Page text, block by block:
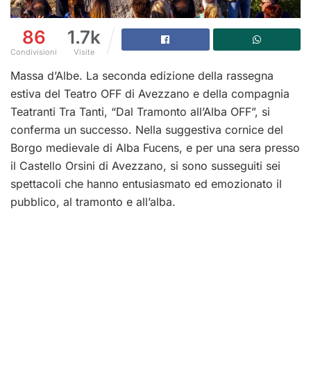
86
Condivisioni
1.7k
Visite
Massa d’Albe. La seconda edizione della rassegna
estiva del Teatro OFF di Avezzano e della compagnia
Teatranti Tra Tanti, “Dal Tramonto all’Alba OFF”, si
conferma un successo. Nella suggestiva cornice del
Borgo medievale di Alba Fucens, e per una sera presso
il Castello Orsini di Avezzano, si sono susseguiti sei
spettacoli che hanno entusiasmato ed emozionato il
pubblico, al tramonto e all’alba.